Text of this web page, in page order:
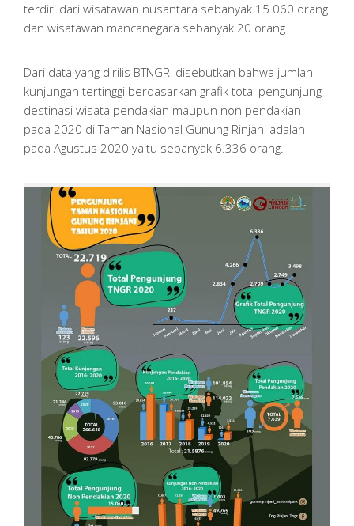
terdiri dari wisatawan nusantara sebanyak 15.060 orang
dan wisatawan mancanegara sebanyak 20 orang.
Dari data yang dirilis BTNGR, disebutkan bahwa jumlah
kunjungan tertinggi berdasarkan grafik total pengunjung
destinasi wisata pendakian maupun non pendakian
pada 2020 di Taman Nasional Gunung Rinjani adalah
pada Agustus 2020 yaitu sebanyak 6.336 orang.